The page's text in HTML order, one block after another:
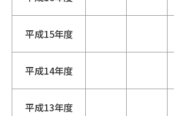
平成15年度
平成14年度
平成13年度